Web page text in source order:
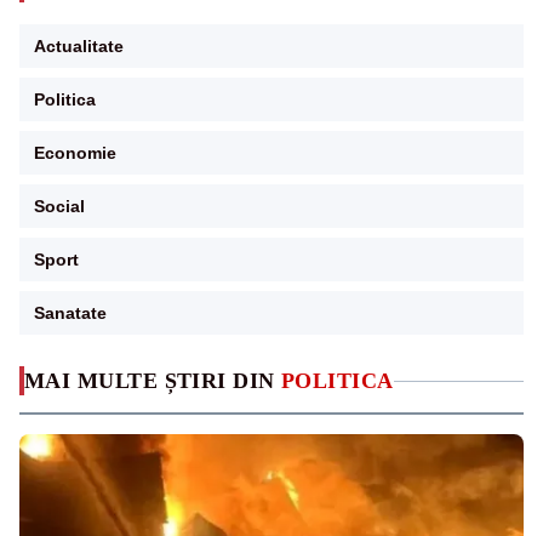
MAI MULTE ȘTIRI DIN POLITICA
Actualitate
Politica
Economie
Social
Sport
Sanatate